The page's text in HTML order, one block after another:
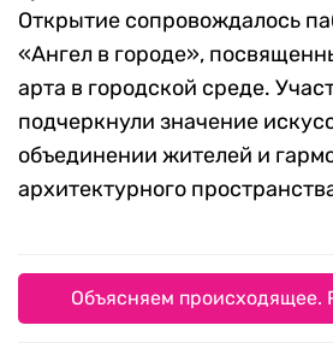
Открытие сопровождалось
«Ангел в городе»,
арта в городской среде.
подчеркнули значение
объединении жителей и
архитектурного
Объясняем происходящее.